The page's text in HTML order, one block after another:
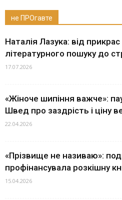
не ПРОгавте
Наталія Лазука: від
літературного пошуку до
17.07.2026
«Жіноче шипіння важче»:
Швед про заздрість і ціну
22.04.2026
«Прізвище не називаю»:
профінансувала розкішну
15.04.2026